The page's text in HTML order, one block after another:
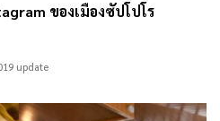
ของเมืองซัปโปโร
update